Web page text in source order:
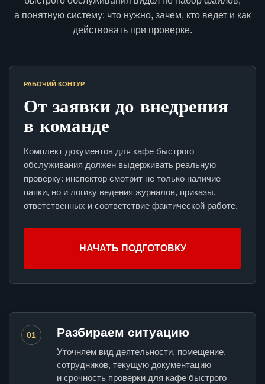
а понятную систему: что нужно, зачем, кто ведет и как
действовать при проверке.
РАБОЧИЙ КОНТУР
От заявки до внедрения
в команде
Комплект документов для кафе быстрого
обслуживания должен выдерживать реальную
проверку: инспектор смотрит не только наличие
папки, но и логику ведения журналов, приказы,
ответственных и соответствие фактической работе.
НАЧАТЬ ПОДГОТОВКУ
01 Разбираем ситуацию
Уточняем вид деятельности, помещение,
сотрудников, текущую документацию
и срочность проверки для кафе быстрого